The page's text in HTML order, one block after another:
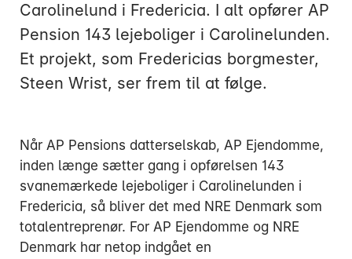
Carolinelund i Fredericia. I alt opfører AP
Pension 143 lejeboliger i Carolinelunden.
Et projekt, som Fredericias borgmester,
Steen Wrist, ser frem til at følge.
Når AP Pensions datterselskab, AP Ejendomme,
inden længe sætter gang i opførelsen 143
svanemærkede lejeboliger i Carolinelunden i
Fredericia, så bliver det med NRE Denmark som
totalentreprenør. For AP Ejendomme og NRE
Denmark har netop indgået en
Mandag:
Tirsdag:
Onsdag:
Torsdag:
3916 5000